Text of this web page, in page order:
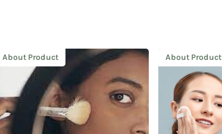
About Product About Product